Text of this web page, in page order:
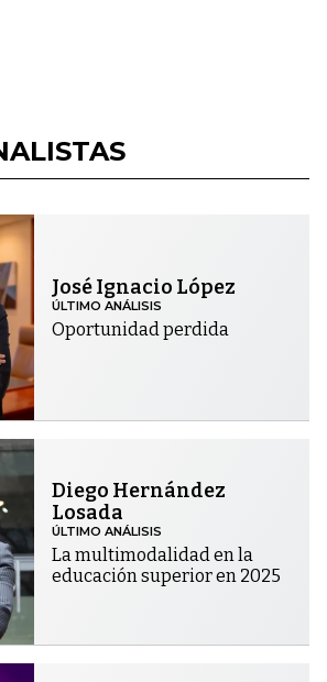
José Ignacio López
ÚLTIMO ANÁLISIS
Oportunidad perdida
Diego Hernández
Losada
ÚLTIMO ANÁLISIS
La multimodalidad en la
educación superior en 2025